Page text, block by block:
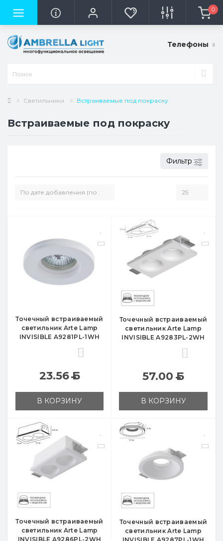
0
Телефоны
Светильники Встраиваемые под покраску
Встраиваемые под покраску
Фильтр
Точечный встраиваемый
светильник Arte Lamp
INVISIBLE A9281PL-1WH
23.56Б
В КОРЗИНУ
Точечный встраиваемый
светильник Arte Lamp
INVISIBLE A9283PL-2WH
57.00Б
В КОРЗИНУ
Точечный встраиваемый
светильник Arte Lamp
INVISIBLE A9286PL-2WH
Точечный встраиваемый
светильник Arte Lamp